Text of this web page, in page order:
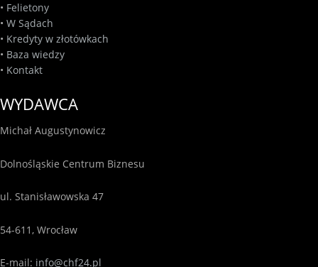
• Felietony
• W Sądach
• Kredyty w złotówkach
• Baza wiedzy
• Kontakt
WYDAWCA
Michał Augustynowicz
Dolnośląskie Centrum Biznesu
ul. Stanisławowska 47
54-611, Wrocław
E-mail: info@chf24.pl